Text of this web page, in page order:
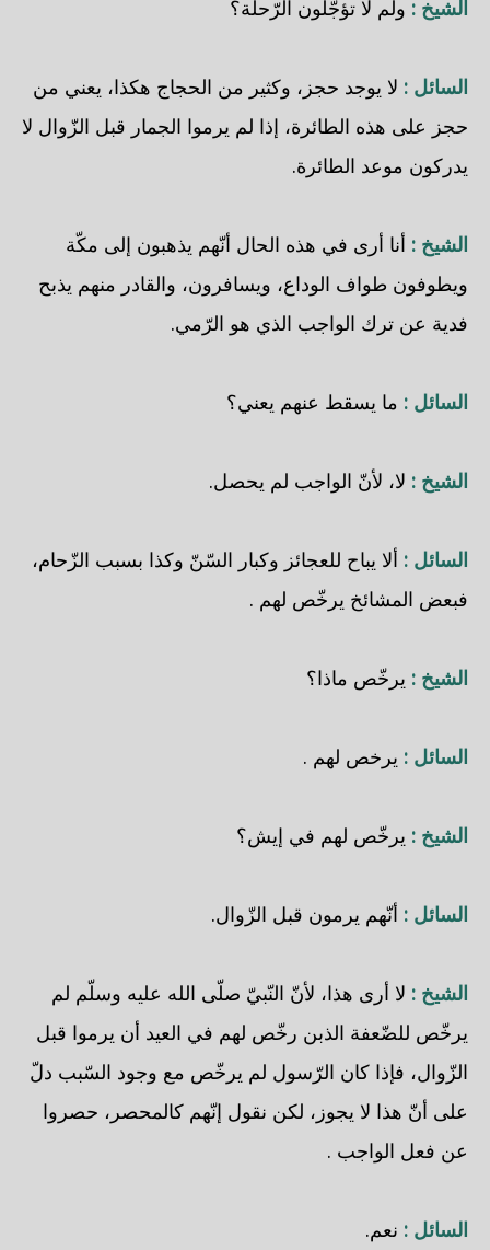
الشيخ : ولم لا تؤجّلون الرّحلة؟
السائل : لا يوجد حجز، وكثير من الحجاج هكذا، يعني من
حجز على هذه الطائرة، إذا لم يرموا الجمار قبل الزّوال لا
يدركون موعد الطائرة.
الشيخ : أنا أرى في هذه الحال أنّهم يذهبون إلى مكّة
ويطوفون طواف الوداع، ويسافرون، والقادر منهم يذبح
فدية عن ترك الواجب الذي هو الرّمي.
السائل : ما يسقط عنهم يعني؟
الشيخ : لا، لأنّ الواجب لم يحصل.
السائل : ألا يباح للعجائز وكبار السّنّ وكذا بسبب الزّحام،
فبعض المشائخ يرخّص لهم .
الشيخ : يرخّص ماذا؟
السائل : يرخص لهم .
الشيخ : يرخّص لهم في إيش؟
السائل : أنّهم يرمون قبل الزّوال.
الشيخ : لا أرى هذا، لأنّ النّبيّ صلّى الله عليه وسلّم لم
يرخّص للضّعفة الذبن رخّص لهم في العيد أن يرموا قبل
الزّوال، فإذا كان الرّسول لم يرخّص مع وجود السّبب دلّ
على أنّ هذا لا يجوز، لكن نقول إنّهم كالمحصر، حصروا
عن فعل الواجب .
السائل : نعم.